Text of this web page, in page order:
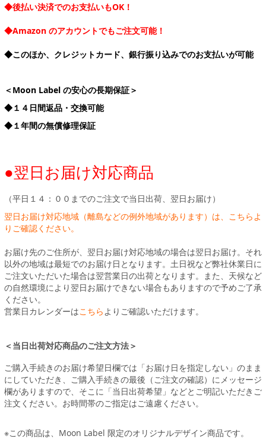
◆後払い決済でのお支払いもOK！
◆Amazon のアカウントでもご注文可能！
◆このほか、クレジットカード、銀行振り込みでのお支払いが可能
＜Moon Label の安心の長期保証＞
◆１４日間返品・交換可能
◆１年間の無償修理保証
●翌日お届け対応商品
（平日１４：００までのご注文で当日出荷、翌日お届け）
翌日お届け対応地域（離島などの例外地域があります）は、こちらよ
りご確認ください。
お届け先のご住所が、翌日お届け対応地域の場合は翌日お届け。それ
以外の地域は最短でのお届け日となります。土日祝など弊社休業日に
ご注文いただいた場合は翌営業日の出荷となります。また、天候など
の自然環境により翌日お届けできない場合もありますので予めご了承
ください。
営業日カレンダーはこちら よりご確認いただけます。
＜当日出荷対応商品のご注文方法＞
ご購入手続きのお届け希望日欄では「お届け日を指定しない」のまま
にしていただき、ご購入手続きの最後（ご注文の確認）にメッセージ
欄がありますので、そこに「当日出荷希望」などとご明記いただきご
注文ください。お時間帯のご指定はご遠慮ください。
※この商品は、Moon Label 限定のオリジナルデザイン商品です。